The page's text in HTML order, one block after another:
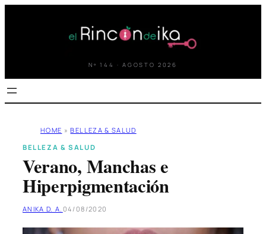
Nº 144 · AGOSTO 2026
HOME » BELLEZA & SALUD
BELLEZA & SALUD
Verano, Manchas e
Hiperpigmentación
ANIKA D. A. 04/08/2020